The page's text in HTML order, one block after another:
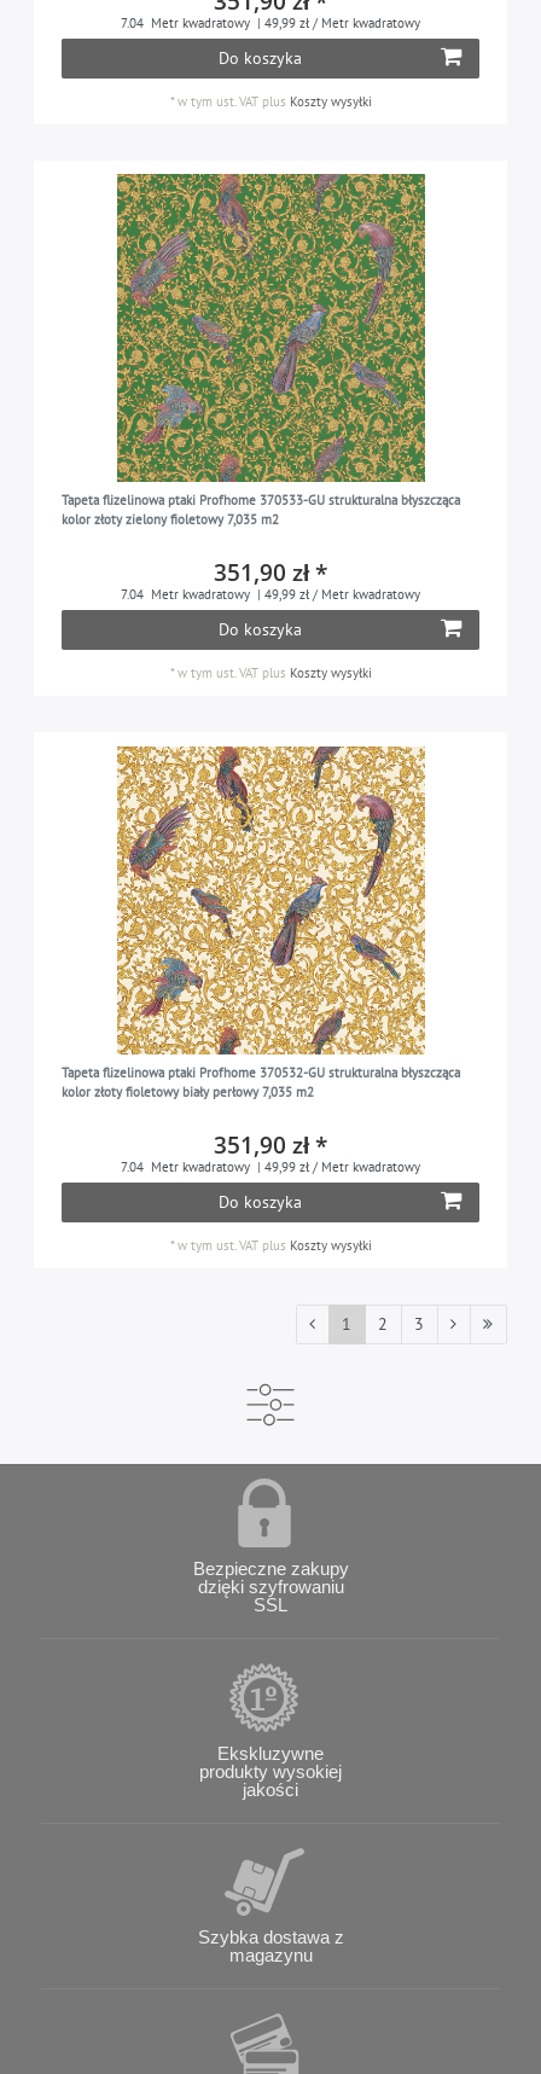
7.04 Metr kwadratowy | 49,99 zł / Metr kwadratowy
Do koszyka
*w tym ust. VATplus Koszty wysyłki
Tapeta flizelinowa ptaki Profhome 370533-GU strukturalna błyszcząca
kolor złoty zielony fioletowy 7,035 m2
351,90 zł *
7.04 Metr kwadratowy | 49,99 zł / Metr kwadratowy
Do koszyka
*w tym ust. VATplus Koszty wysyłki
Tapeta flizelinowa ptaki Profhome 370532-GU strukturalna błyszcząca
kolor złoty fioletowy biały perłowy 7,035 m2
351,90 zł *
7.04 Metr kwadratowy | 49,99 zł / Metr kwadratowy
Do koszyka
*w tym ust. VATplus Koszty wysyłki
1 2 3
Bezpieczne zakupy
dzięki szyfrowaniu
SSL
Ekskluzywne
produkty wysokiej
jakości
Szybka dostawa z
magazynu